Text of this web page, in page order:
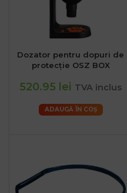
Dozator pentru dopuri de
protecție OSZ BOX
520.95 lei TVA inclus
ADAUGĂ ÎN COȘ